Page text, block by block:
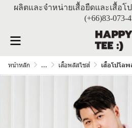
ผลิตและจำหน่ายเสื้อยืดและเสื้อโ
(+66)83-073-
หน้าหลัก ... เสื้อพลัสไซส์ เสื้อโปโลพลั